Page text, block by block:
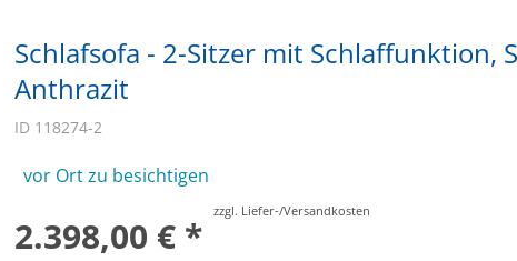
Schlafsofa - 2-Sitzer mit Schlaffunktion,
Anthrazit
ID 118274-2
vor Ort zu besichtigen
2.398,00 € *
zzgl. Liefer-/Versandkosten